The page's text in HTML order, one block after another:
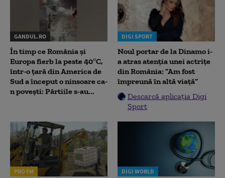
GANDUL.RO
În timp ce România și
Europa fierb la peste 40°C,
într-o țară din America de
Sud a început o ninsoare ca-
n povești: Pârtiile s-au...
DIGI SPORT
Noul portar de la Dinamo i-
a atras atenția unei actrițe
din România: ”Am fost
împreună în altă viață”
Descarcă aplicația Digi
Sport
PRO FM DIGI WORLD